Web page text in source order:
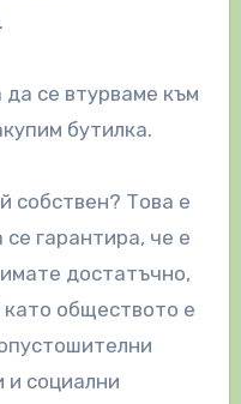
се втурваме към
бутилка.
собствен? Това е
гарантира, че е
достатъчно,
обществото е
и социални